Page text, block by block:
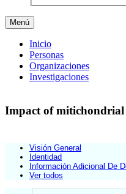
Menú
Inicio
Personas
Organizaciones
Investigaciones
Impact of mitichondrial
Visión General
Identidad
Información Adicional De
Ver todos